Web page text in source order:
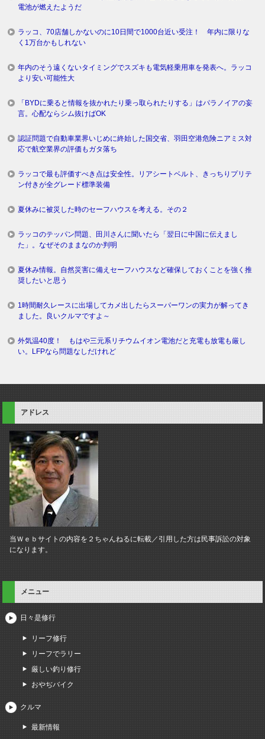
電池が燃えたようだ
ラッコ、70店舗しかないのに10日間で1000台近い受注！ 年内に限りな
く1万台かもしれない
年内のそう遠くないタイミングでスズキも電気軽乗用車を発表へ。ラッコ
より安い可能性大
「BYDに乗ると情報を抜かれたり乗っ取られたりする」はパラノイアの妄
言。心配ならシム抜けばOK
認証問題で自動車業界いじめに終始した国交省、羽田空港危険ニアミス対
応で航空業界の評価もガタ落ち
ラッコで最も評価すべき点は安全性。リアシートベルト、きっちりプリテ
ン付きが全グレード標準装備
夏休みに被災した時のセーフハウスを考える。その２
ラッコのテッパン問題、田川さんに聞いたら「翌日に中国に伝えまし
た」。なぜそのままなのか判明
夏休み情報。自然災害に備えセーフハウスなど確保しておくことを強く推
奨したいと思う
1時間耐久レースに出場してカメ出したらスーパーワンの実力が解ってき
ました。良いクルマですよ～
外気温40度！ もはや三元系リチウムイオン電池だと充電も放電も厳し
い。LFPなら問題なしだけれど
アドレス
当Ｗｅｂサイトの内容を２ちゃんねるに転載／引用した方は民事訴訟の対象
になります。
メニュー
日々是修行
リーフ修行
リーフでラリー
厳しい釣り修行
おやぢバイク
クルマ
最新情報